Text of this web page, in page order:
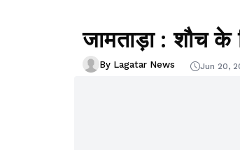
जामताड़ा : शौच के
By Lagatar News Jun 20,